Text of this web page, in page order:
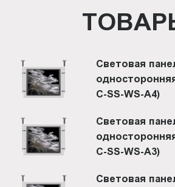
Световая
C-SS-WS-A4)
Световая
C-SS-WS-A3)
Световая